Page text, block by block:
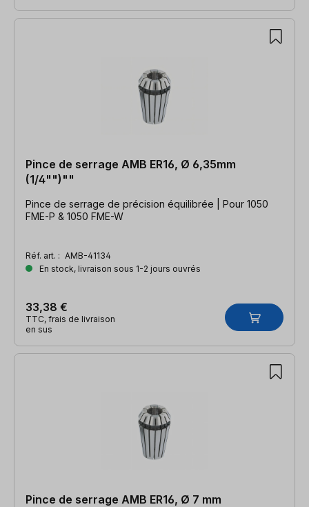
Pince de serrage AMB ER16, Ø 6,35mm
(1/4"")""
Pince de serrage de précision équilibrée | Pour 1050
FME-P & 1050 FME-W
Réf. art. : AMB-41134
En stock, livraison sous 1-2 jours ouvrés
33,38 €
TTC, frais de livraison
en sus
Pince de serrage AMB ER16, Ø 7 mm